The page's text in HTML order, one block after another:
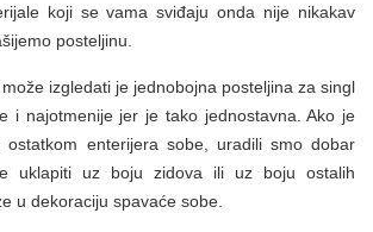
koji se vama sviđaju onda nije nikakav
posteljinu.
izgledati je jednobojna posteljina za singl
i najotmenije jer je tako jednostavna. Ako je
ostatkom enterijera sobe, uradili smo dobar
uklapiti uz boju zidova ili uz boju ostalih
u dekoraciju spavaće sobe.